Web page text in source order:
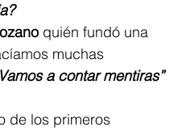
quién fundó una
muchas
a contar mentiras”
de los primeros